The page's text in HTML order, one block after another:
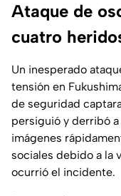
Ataque de
cuatro
Un inesperado
tensión en
de seguridad
persiguió y derribó
imágenes
sociales debido a la
ocurrió el incidente.